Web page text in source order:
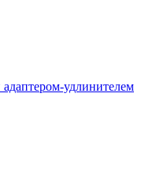
удлинителем